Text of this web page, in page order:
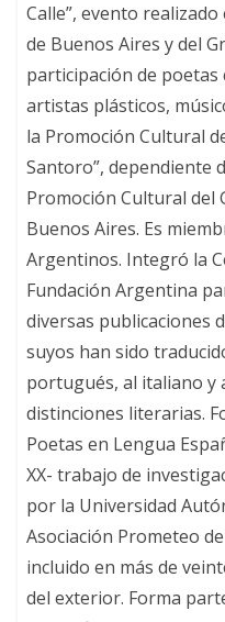
Calle”, evento
de Buenos Aires y del
participación de
artistas plásticos,
la Promoción Cultural
Santoro”, dependiente
Promoción Cultural del
Buenos Aires. Es
Argentinos. Integró la
Fundación Argentina
diversas publicaciones
suyos han sido
portugués, al italiano y
distinciones literarias.
Poetas en Lengua
XX- trabajo de
por la Universidad
Asociación Prometeo
incluido en más de
del exterior. Forma